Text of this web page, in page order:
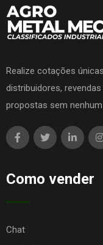
Realize cotações
distribuidores,
propostas sem
Como vender
Chat